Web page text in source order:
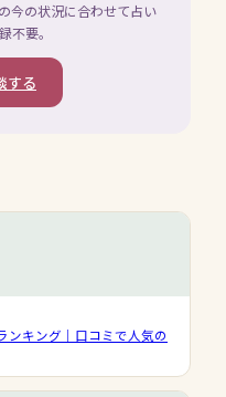
今の状況に合わせて占い
不要。
する
ンキング｜口コミで人気の